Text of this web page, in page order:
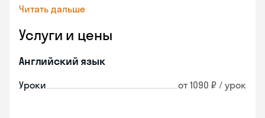
Читать дальше
Услуги и цены
Английский язык
Уроки от 1090 ₽ / урок